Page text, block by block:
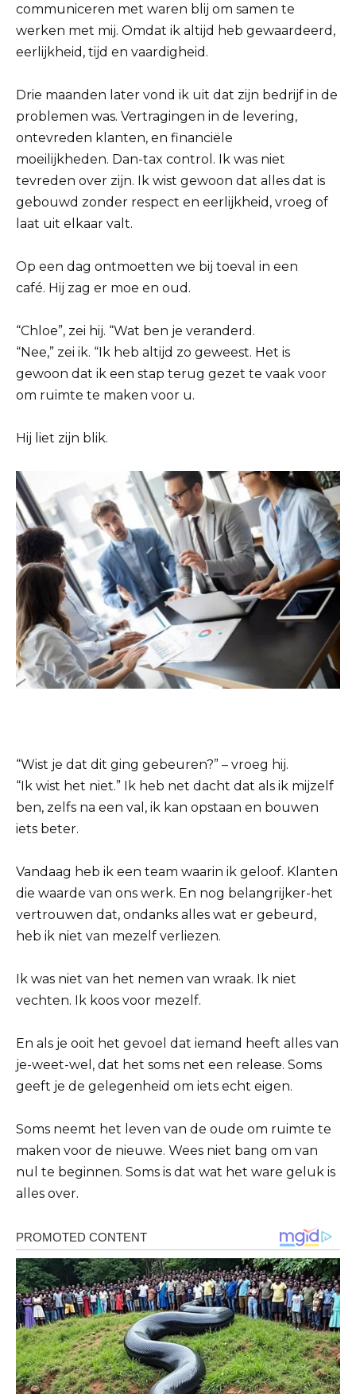
communiceren met waren blij om samen te
werken met mij. Omdat ik altijd heb gewaardeerd,
eerlijkheid, tijd en vaardigheid.
Drie maanden later vond ik uit dat zijn bedrijf in de
problemen was. Vertragingen in de levering,
ontevreden klanten, en financiële
moeilijkheden. Dan-tax control. Ik was niet
tevreden over zijn. Ik wist gewoon dat alles dat is
gebouwd zonder respect en eerlijkheid, vroeg of
laat uit elkaar valt.
Op een dag ontmoetten we bij toeval in een
café. Hij zag er moe en oud.
“Chloe”, zei hij. “Wat ben je veranderd.
“Nee,” zei ik. “Ik heb altijd zo geweest. Het is
gewoon dat ik een stap terug gezet te vaak voor
om ruimte te maken voor u.
Hij liet zijn blik.
“Wist je dat dit ging gebeuren?” – vroeg hij.
“Ik wist het niet.” Ik heb net dacht dat als ik mijzelf
ben, zelfs na een val, ik kan opstaan en bouwen
iets beter.
Vandaag heb ik een team waarin ik geloof. Klanten
die waarde van ons werk. En nog belangrijker-het
vertrouwen dat, ondanks alles wat er gebeurd,
heb ik niet van mezelf verliezen.
Ik was niet van het nemen van wraak. Ik niet
vechten. Ik koos voor mezelf.
En als je ooit het gevoel dat iemand heeft alles van
je-weet-wel, dat het soms net een release. Soms
geeft je de gelegenheid om iets echt eigen.
Soms neemt het leven van de oude om ruimte te
maken voor de nieuwe. Wees niet bang om van
nul te beginnen. Soms is dat wat het ware geluk is
alles over.